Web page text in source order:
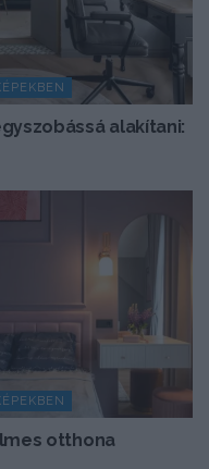
alakítani:
otthona